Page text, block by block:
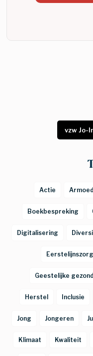
Actie
Boekbespreking
Digitalisering
Eerstelijnszorg
Geestelijke
Herstel Inclusie
Jong Jongeren
Klimaat Kwaliteit
vzw Jo-